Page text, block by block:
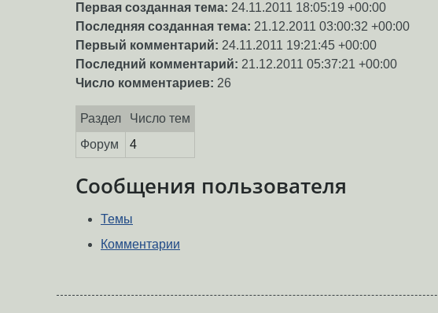
Первая созданная тема: 24.11.2011 18:05:19 +00:00
Последняя созданная тема: 21.12.2011 03:00:32 +00:00
Первый комментарий: 24.11.2011 19:21:45 +00:00
Последний комментарий: 21.12.2011 05:37:21 +00:00
Число комментариев: 26
Раздел
Число тем
Форум
4
Сообщения пользователя
Темы
Комментарии